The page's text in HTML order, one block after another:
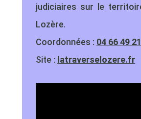
judiciaires sur le
Lozère.
Coordonnées : 04 66 49
Site : latraverselozere.fr